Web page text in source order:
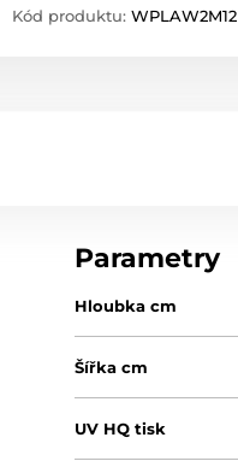
Kód produktu: WPLAW2M12
Parametry
Hloubka cm
Šířka cm
UV HQ tisk